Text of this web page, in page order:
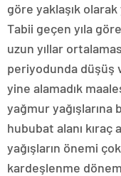
göre yaklaşık olarak
Tabii geçen yıla
uzun yıllar
periyodunda düşüş
yine alamadık
yağmur yağışlarına
hububat alanı kıraç
yağışların önemi
kardeşlenme